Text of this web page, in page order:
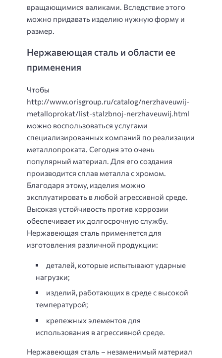
вращающимися валиками. Вследствие этого
можно придавать изделию нужную форму и
размер.
Нержавеющая сталь и области ее
применения
Чтобы
http://www.orisgroup.ru/catalog/nerzhaveuwij-
metalloprokat/list-stalzbnoj-nerzhaveuwij.html
можно воспользоваться услугами
специализированных компаний по реализации
металлопроката. Сегодня это очень
популярный материал. Для его создания
производится сплав металла с хромом.
Благодаря этому, изделия можно
эксплуатировать в любой агрессивной среде.
Высокая устойчивость против коррозии
обеспечивает их долгосрочную службу.
Нержавеющая сталь применяется для
изготовления различной продукции:
деталей, которые испытывают ударные
нагрузки;
изделий, работающих в среде с высокой
температурой;
крепежных элементов для
использования в агрессивной среде.
Нержавеющая сталь – незаменимый материал